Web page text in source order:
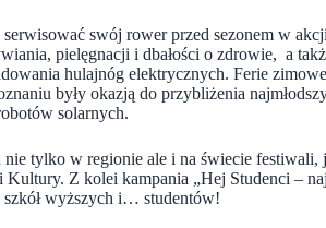
swój rower przed sezonem w
pielęgnacji i dbałości o zdrowie, a
hulajnóg elektrycznych. Ferie
były okazją do przybliżenia
solarnych.
nie tylko w regionie ale i na świecie
Kultury. Z kolei kampania „Hej Studenci –
wyższych i… studentów!